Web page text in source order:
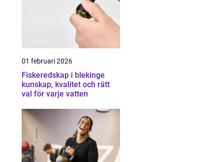
01 februari 2026
Fiskeredskap i blekinge
kunskap, kvalitet och rätt
val för varje vatten